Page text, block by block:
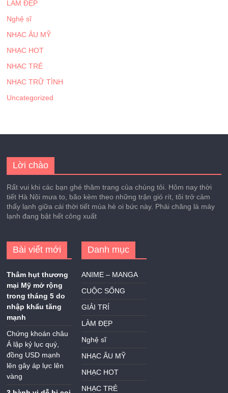
LÀM ĐẸP
Nghệ sĩ
NHẠC ÂU MỸ
NHẠC HOT
NHẠC TRẺ
NHẠC TRỮ TÌNH
Uncategorized
Lời chào
Rất vui khi các bạn ghé thăm trang của chúng tôi. Hôm nay thời
tiết Hà Nội mưa to, bão kèm theo những trận gió rít, tôi trở cảm
thấy lạnh giữa cái thời tiết mùa hè oi bức này. Phải chăng là máy
lạnh đang bật hết công xuất
Bài viết mới
Thâm hụt thương
mại Mỹ mở rộng
trong tháng 5 do
nhập khẩu tăng
mạnh
Chứng khoán châu
Á lập kỷ lục quý,
đồng USD mạnh
lên gây áp lực lên
vàng
Danh mục
ANIME – MANGA
CUỘC SỐNG
GIẢI TRÍ
LÀM ĐẸP
Nghệ sĩ
NHẠC ÂU MỸ
NHẠC HOT
NHẠC TRẺ